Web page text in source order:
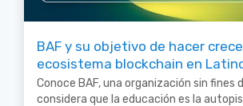
BAF y su objetivo de hacer
ecosistema blockchain en
Conoce BAF, una organización sin fines
considera que la educación es la